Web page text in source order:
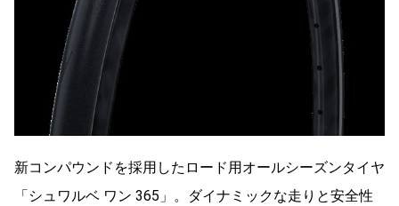
新コンパウンドを採用したロード用オールシーズンタイヤ
「シュワルベ ワン 365」。ダイナミックな走りと安全性